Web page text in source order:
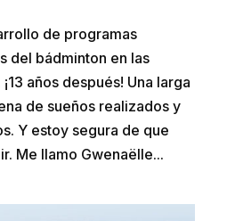
de programas
del bádminton en las
años después! Una larga
de sueños realizados y
Y estoy segura de que
Me llamo Gwenaëlle...